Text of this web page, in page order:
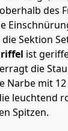
des
Sektion
ist
die
Narbe mit
leuchtend
Spitzen.